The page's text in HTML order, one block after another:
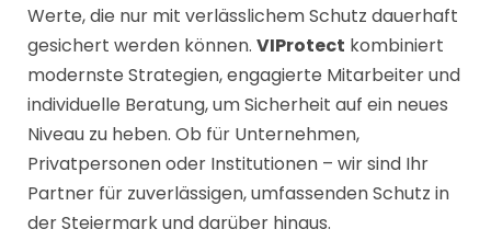
Werte, die nur mit verlässlichem Schutz dauerhaft
gesichert werden können. VIProtect kombiniert
modernste Strategien, engagierte Mitarbeiter und
individuelle Beratung, um Sicherheit auf ein neues
Niveau zu heben. Ob für Unternehmen,
Privatpersonen oder Institutionen – wir sind Ihr
Partner für zuverlässigen, umfassenden Schutz in
der Steiermark und darüber hinaus.